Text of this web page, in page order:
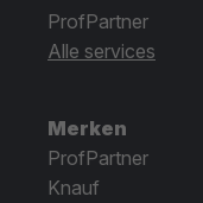
ProfPartner
Alle services
Merken
ProfPartner
Knauf